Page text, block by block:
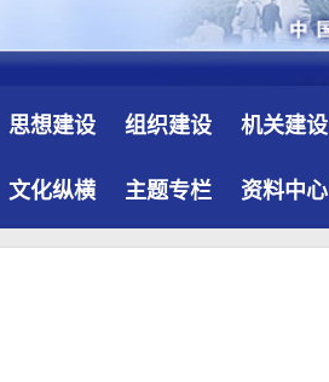
思想建设 组织建设 机关建设
文化纵横 主题专栏 资料中心